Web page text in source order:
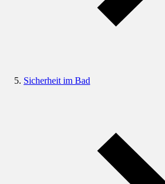
Sicherheit im Bad